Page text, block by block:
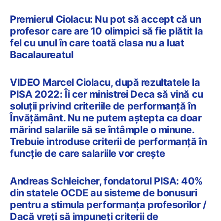
Premierul Ciolacu: Nu pot să accept că un
profesor care are 10 olimpici să fie plătit la
fel cu unul în care toată clasa nu a luat
Bacalaureatul
VIDEO Marcel Ciolacu, după rezultatele la
PISA 2022: Îi cer ministrei Deca să vină cu
soluții privind criteriile de performanță în
Învățământ. Nu ne putem aștepta ca doar
mărind salariile să se întâmple o minune.
Trebuie introduse criterii de performanță în
funcție de care salariile vor crește
Andreas Schleicher, fondatorul PISA: 40%
din statele OCDE au sisteme de bonusuri
pentru a stimula performanța profesorilor /
Dacă vreți să impuneți criterii de